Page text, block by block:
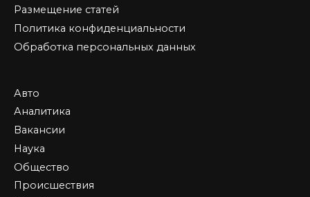
Размещение статей
Политика конфиденциальности
Обработка персональных данных
Авто
Аналитика
Вакансии
Наука
Общество
Происшествия